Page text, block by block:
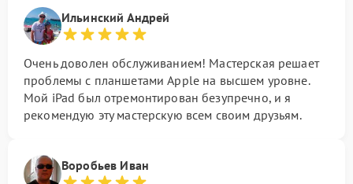
Ильинский Андрей
Очень доволен обслуживанием! Мастерская решает
проблемы с планшетами Apple на высшем уровне.
Мой iPad был отремонтирован безупречно, и я
рекомендую эту мастерскую всем своим друзьям.
Воробьев Иван